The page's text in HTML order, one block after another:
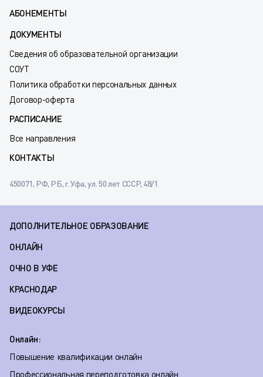
АБОНЕМЕНТЫ
ДОКУМЕНТЫ
Сведения об образовательной организации
СОУТ
Политика обработки персональных данных
Договор-оферта
РАСПИСАНИЕ
Все направления
КОНТАКТЫ
450071, РФ, РБ, г. Уфа, ул. 50 лет СССР, 48/1
ДОПОЛНИТЕЛЬНОЕ ОБРАЗОВАНИЕ
ОНЛАЙН
ОЧНО В УФЕ
КРАСНОДАР
ВИДЕОКУРСЫ
Онлайн:
Повышение квалификации онлайн
Профессиональная переподготовка онлайн